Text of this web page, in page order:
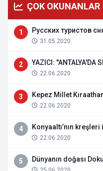
ÇOK OKUNANLAR
1 Русских туристов
31.05.2020
2 YAZICI: "ANTALYA'DA
22.06.2020
3 Kepez Millet
22.06.2020
4 Konyaaltı’nın
22.06.2020
5 Dünyanın doğası